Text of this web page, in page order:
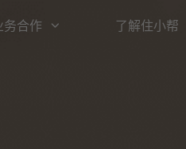
务合作 了解住小帮